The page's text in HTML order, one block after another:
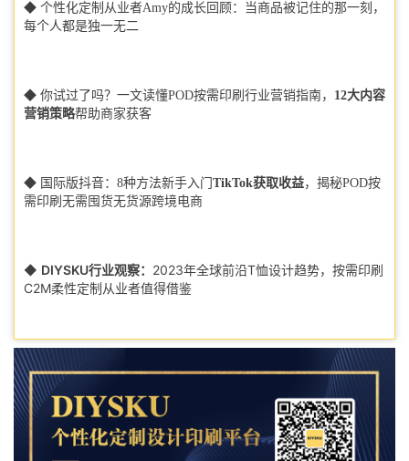
◆ 个性化定制从业者Amy的成长回顾：当商品被记住的那一刻，
每个人都是独一无二
◆ 你试过了吗？一文读懂POD按需印刷行业营销指南， 12大内容
营销策略帮助商家获客
◆ 国际版抖音：8种方法新手入门 TikTok获取收益，揭秘POD按
需印刷无需囤货无货源跨境电商
◆ DIYSKU行业观察： 2023年全球前沿T恤设计趋势，按需印刷
C2M柔性定制从业者值得借鉴